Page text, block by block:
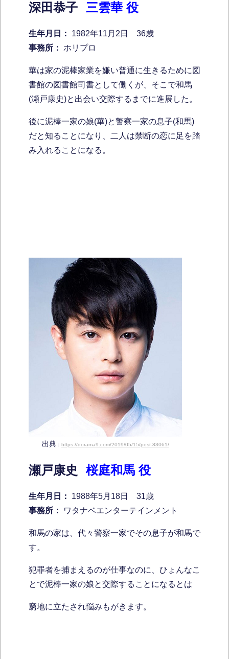
深田恭子 三雲華 役
生年月日：
1982年11月2日 36歳
事務所：
ホリプロ
華は家の泥棒家業を嫌い普通に生きるために図
書館の図書館司書として働くが、そこで和馬
(瀬戸康史)と出会い交際するまでに進展した。
後に泥棒一家の娘(華)と警察一家の息子(和馬)
だと知ることになり、二人は禁断の恋に足を踏
み入れることになる。
出典： https://dorama9.com/2019/05/15/post-83061/
瀬戸康史 桜庭和馬 役
生年月日：
1988年5月18日 31歳
事務所：
ワタナベエンターテインメント
和馬の家は、代々警察一家でその息子が和馬で
す。
犯罪者を捕まえるのが仕事なのに、ひょんなこ
とで泥棒一家の娘と交際することになるとは
窮地に立たされ悩みもがきます。